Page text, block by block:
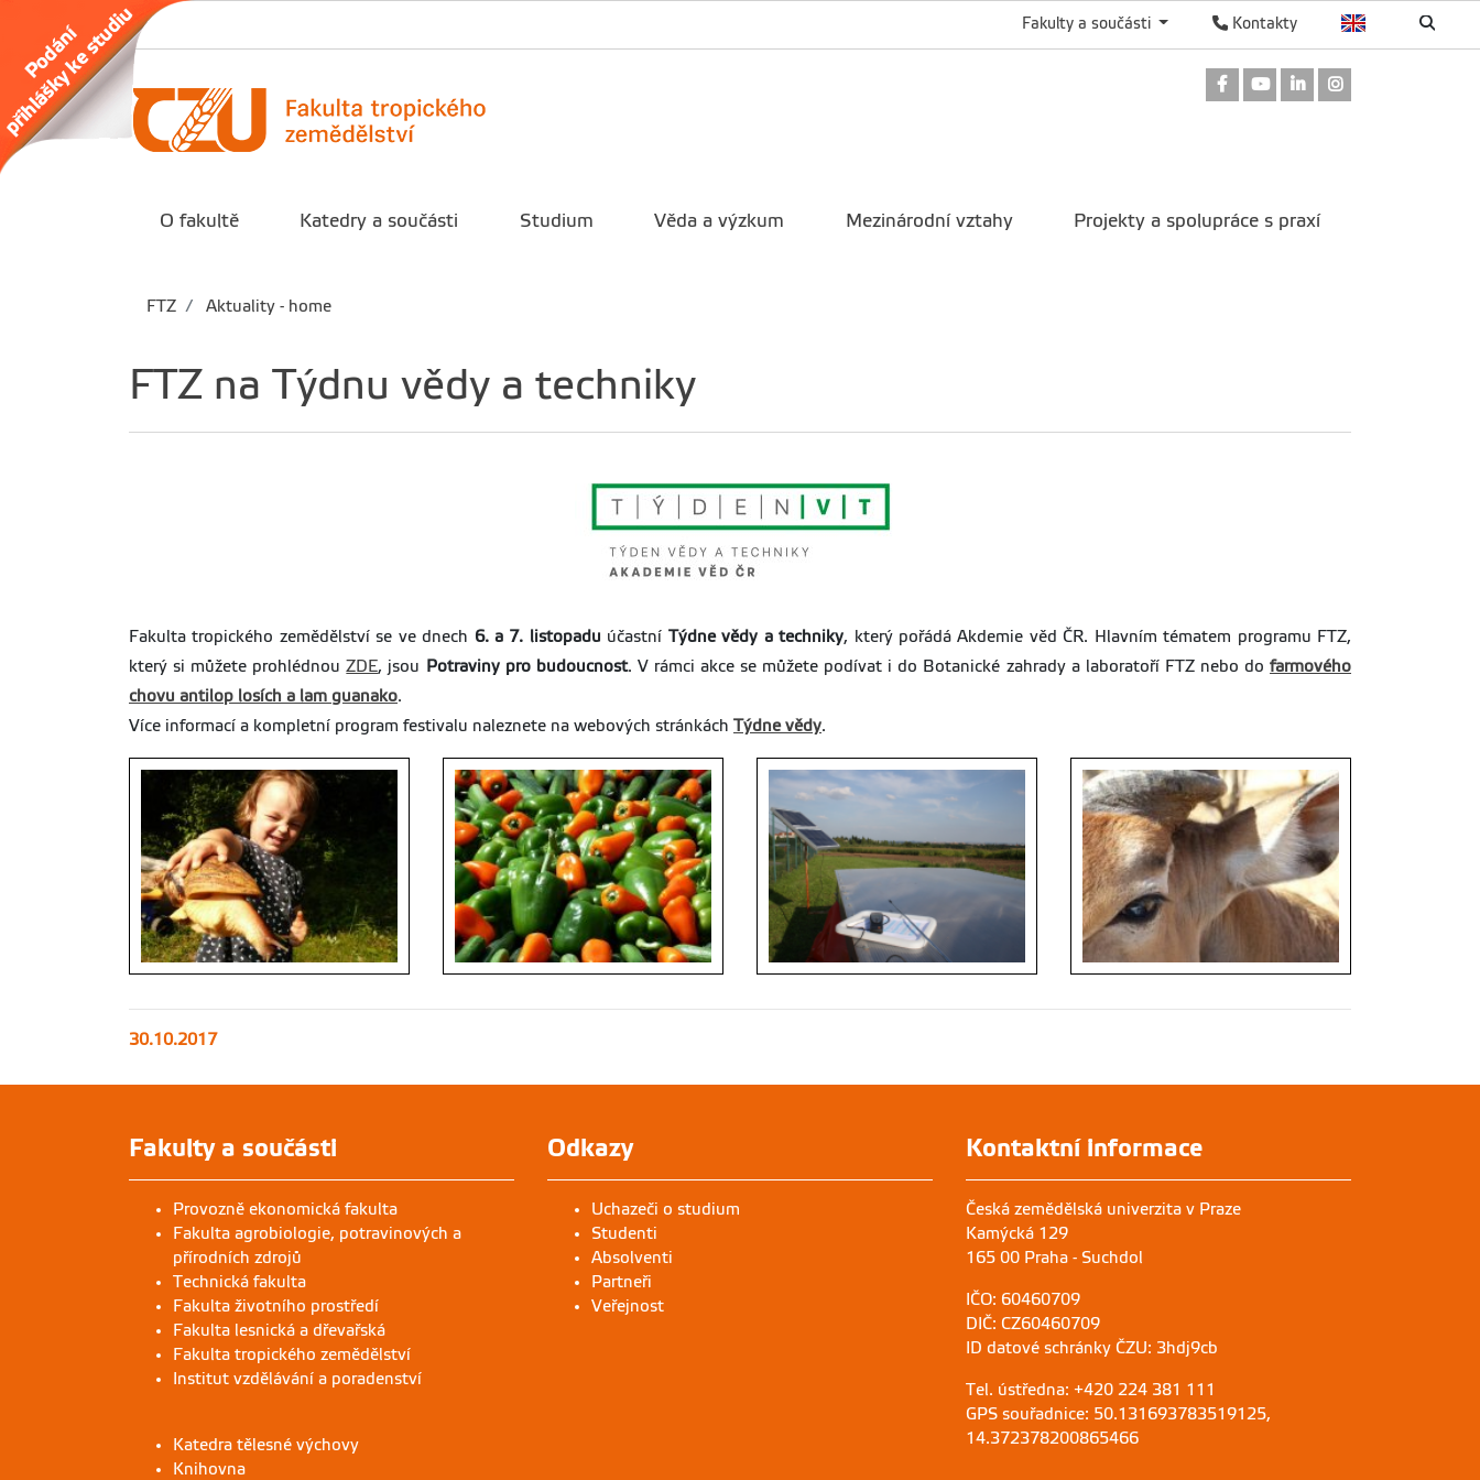
Kontakty
Fakulty a součásti
Odkaz na Facebook
Odkaz na Youtube
Odkaz na LinkedIn
O fakultě Katedry a součásti Studium Věda a výzkum Mezinárodní vztahy Projekty a spolupráce s praxí
FTZ Aktuality - home
FTZ na Týdnu vědy a techniky
Fakulta tropického zemědělství se ve dnech 6. a 7. listopadu účastní Týdne vědy a techniky, který pořádá Akdemie věd ČR. Hlavním tématem programu FTZ,
který si můžete prohlédnouZDE, jsou Potraviny pro budoucnost. V rámci akce se můžete podívat i do Botanické zahrady a laboratoří FTZ nebo dofarmového
chovu antilop losích a lam guanako.
Více informací a kompletní program festivalu naleznete na webových stránkách Týdne vědy.
30.10.2017
Fakulty a součásti
Provozně ekonomická fakulta
Fakulta agrobiologie, potravinových a
přírodních zdrojů
Technická fakulta
Fakulta životního prostředí
Fakulta lesnická a dřevařská
Fakulta tropického zemědělství
Institut vzdělávání a poradenství
Katedra tělesné výchovy
Knihovna
Odkazy
Uchazeči o studium
Studenti
Absolventi
Partneři
Veřejnost
Kontaktní informace
Česká zemědělská univerzita v Praze
Kamýcká 129
165 00 Praha - Suchdol
IČO: 60460709
DIČ: CZ60460709
ID datové schránky ČZU: 3hdj9cb
Tel. ústředna: +420 224 381 111
GPS souřadnice: 50.131693783519125,
14.372378200865466